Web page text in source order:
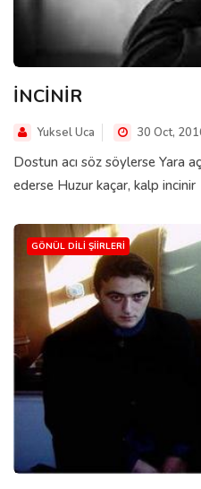
İNCİNİR
Yuksel Uca 30 Oct,
Dostun acı söz söylerse Yara
ederse Huzur kaçar, kalp incinir
GÖNÜL DILI ŞIIRLERI